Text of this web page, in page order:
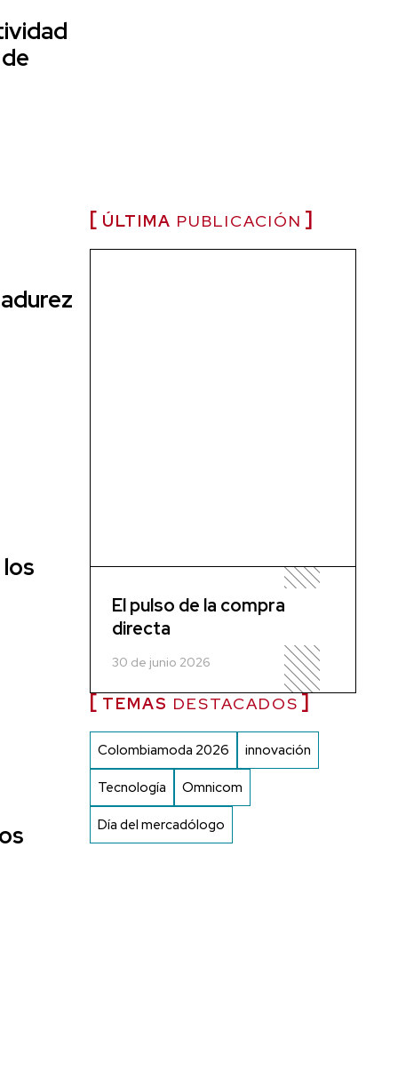
ÚLTIMA PUBLICACIÓN
El pulso de la compra
directa
30 de junio 2026
TEMAS DESTACADOS
Colombiamoda 2026 innovación
Tecnología Omnicom
Día del mercadólogo